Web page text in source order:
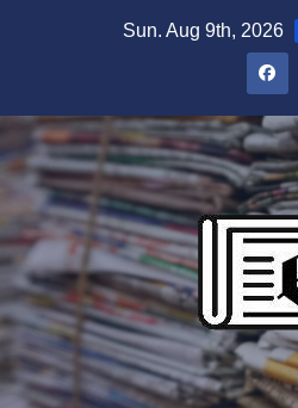
Sun. Aug 9th, 2026